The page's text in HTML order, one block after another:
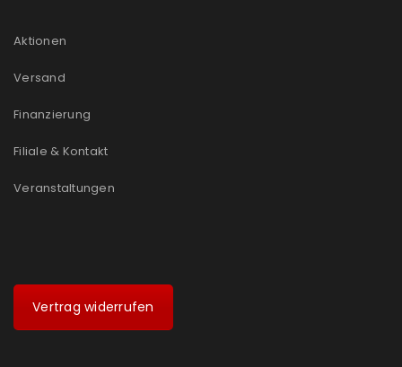
Aktionen
Versand
Finanzierung
Filiale & Kontakt
Veranstaltungen
Vertrag widerrufen